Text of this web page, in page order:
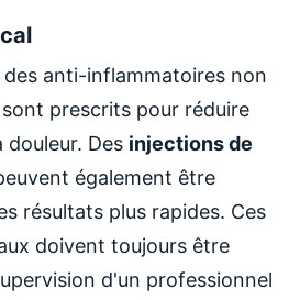
anti-inflammatoires non
prescrits pour réduire
Des injections de
également être
résultats plus rapides. Ces
doivent toujours être
d'un professionnel